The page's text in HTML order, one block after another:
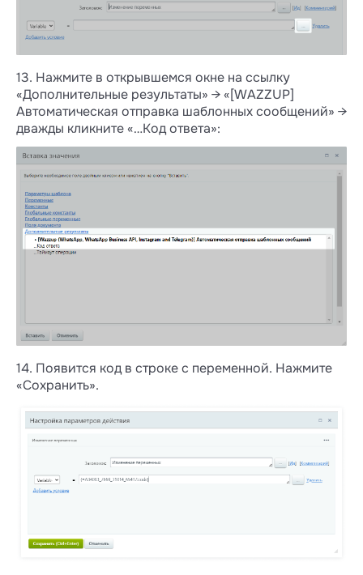
13. Нажмите в открывшемся окне на ссылку
«Дополнительные результаты» → «[WAZZUP]
Автоматическая отправка шаблонных сообщений» →
дважды кликните «…Код ответа»:
14. Появится код в строке с переменной. Нажмите
«Сохранить».